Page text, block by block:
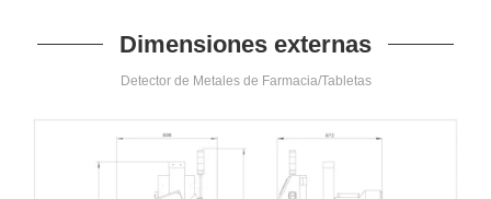
Dimensiones externas
Detector de Metales de Farmacia/Tabletas